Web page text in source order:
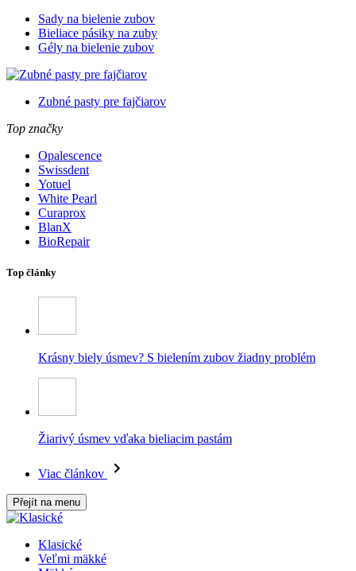
Sady na bielenie zubov
Bieliace pásiky na zuby
Gély na bielenie zubov
Zubné pasty pre fajčiarov
Top značky
Opalescence
Swissdent
Yotuel
White Pearl
Curaprox
BlanX
BioRepair
Top články
Krásny biely úsmev? S bielením zubov žiadny problém
Žiarivý úsmev vďaka bieliacim pastám
Viac článkov
Přejít na menu
Klasické
Veľmi mäkké